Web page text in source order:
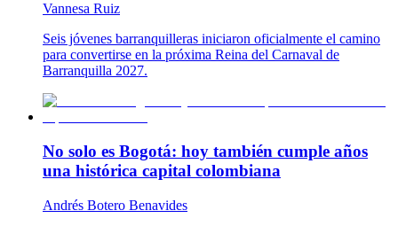
Vannesa Ruiz
Seis jóvenes barranquilleras iniciaron oficialmente el camino
para convertirse en la próxima Reina del Carnaval de
Barranquilla 2027.
No solo es Bogotá: hoy también cumple años
una histórica capital colombiana
Andrés Botero Benavides